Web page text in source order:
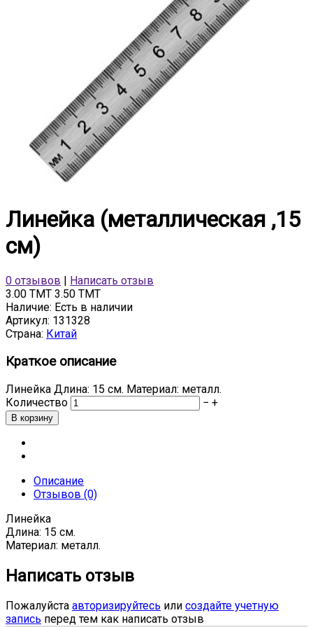
Линейка (металлическая ,15
см)
0 отзывов
Написать отзыв
3.00 TMT 3.50 TMT
Наличие: Есть в наличии
Артикул: 131328
Страна: Китай
Краткое описание
Линейка Длина: 15 см. Материал: металл.
Количество
− +
Описание
Отзывов (0)
Линейка
Длина: 15 см.
Материал: металл.
Написать отзыв
Пожалуйста авторизируйтесь или создайте учетную
запись перед тем как написать отзыв